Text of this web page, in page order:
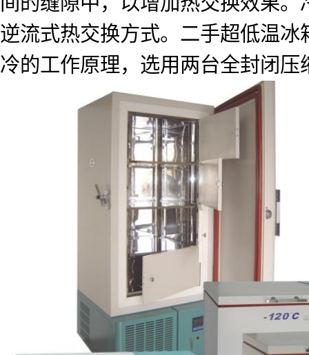
逆流式热交换方式。二手超低温
冷的工作原理，选用两台全封闭压